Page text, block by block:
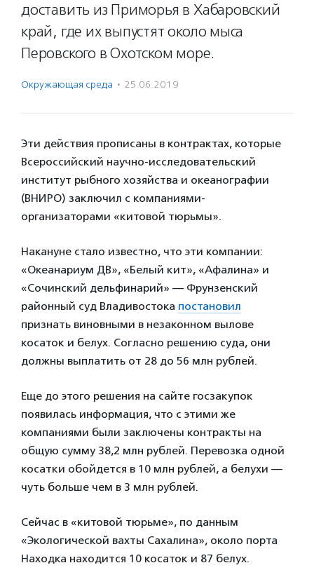
доставить из Приморья в Хабаровский
край, где их выпустят около мыса
Перовского в Охотском море.
Окружающая среда · 25.06.2019
Эти действия прописаны в контрактах, которые
Всероссийский научно-исследовательский
институт рыбного хозяйства и океанографии
(ВНИРО) заключил с компаниями-
организаторами «китовой тюрьмы».
Накануне стало известно, что эти компании:
«Океанариум ДВ», «Белый кит», «Афалина» и
«Сочинский дельфинарий» — Фрунзенский
районный суд Владивостока постановил
признать виновными в незаконном вылове
косаток и белух. Согласно решению суда, они
должны выплатить от 28 до 56 млн рублей.
Еще до этого решения на сайте госзакупок
появилась информация, что с этими же
компаниями были заключены контракты на
общую сумму 38,2 млн рублей. Перевозка одной
косатки обойдется в 10 млн рублей, а белухи —
чуть больше чем в 3 млн рублей.
Сейчас в «китовой тюрьме», по данным
«Экологической вахты Сахалина», около порта
Находка находится 10 косаток и 87 белух.